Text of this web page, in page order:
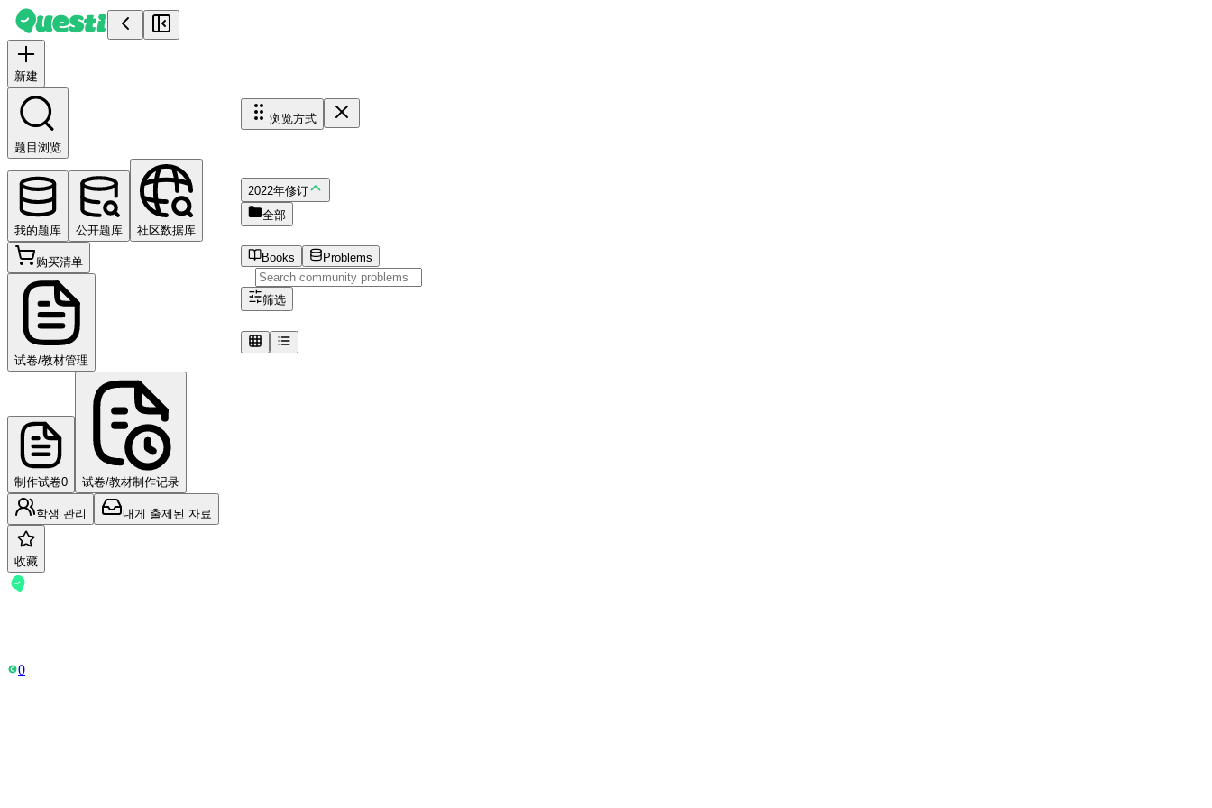
新建
题目浏览
我的题库 公开题库 社区数据库
购买清单
试卷/教材管理
制作试卷0 试卷/教材制作记录
학생 관리 내게 출제된 자료
收藏
0
浏览方式
2022年修订
全部
Books Problems
筛选